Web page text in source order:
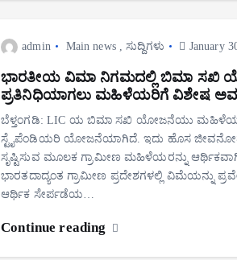
admin Main news,ಸುದ್ದಿಗಳು January
ಭಾರತೀಯ ವಿಮಾ ನಿಗಮದಲ್ಲಿ ಬಿಮಾ
ಪ್ರತಿನಿಧಿಯಾಗಲು ಮಹಿಳೆಯರಿಗೆ ವಿಶೇಷ
ಬೆಳ್ತಂಗಡಿ: LIC ಯ ಬಿಮಾ ಸಖಿ ಯೋಜನೆಯು ಮಹಿಳೆಯರಿಗೆ
ಸ್ಟೈಪೆಂಡಿಯರಿ ಯೋಜನೆಯಾಗಿದೆ. ಇದು ಹೊಸ
ಸೃಷ್ಟಿಸುವ ಮೂಲಕ ಗ್ರಾಮೀಣ ಮಹಿಳೆಯರನ್ನು
ಭಾರತದಾದ್ಯಂತ ಗ್ರಾಮೀಣ ಪ್ರದೇಶಗಳಲ್ಲಿ ವಿಮೆಯನ್ನು
ಆರ್ಥಿಕ ಸೇರ್ಪಡೆಯ…
Continue reading